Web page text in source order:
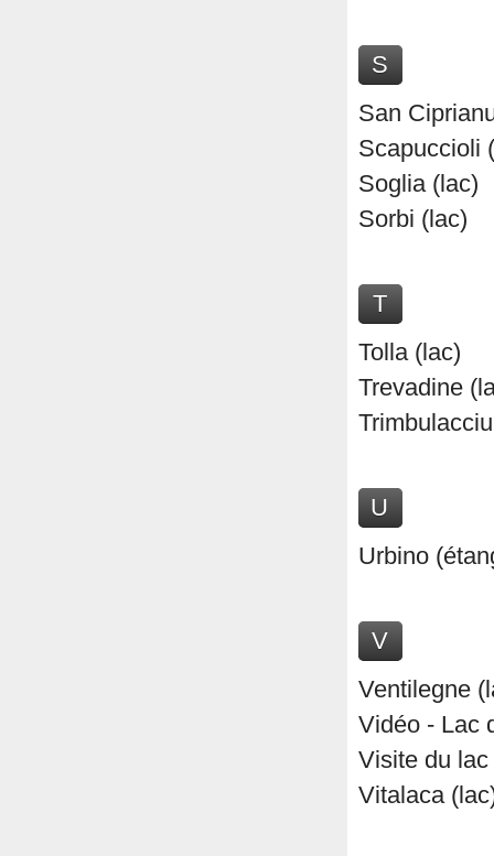
S
San
Scapuccioli
Soglia (lac)
Sorbi (lac)
T
Tolla (lac)
Trevadine
U
Urbino
V
Ventilegne
Vidéo - Lac
Visite du lac
Vitalaca